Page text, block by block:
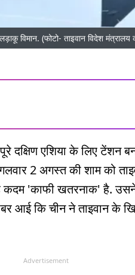
विमान. (फोटो- ताइवान विदेश
दक्षिण एशिया के लिए टेंशन
2 अगस्त की शाम को
कदम 'काफी खतरनाक' है.
आई कि चीन ने ताइवान के
Advertisement